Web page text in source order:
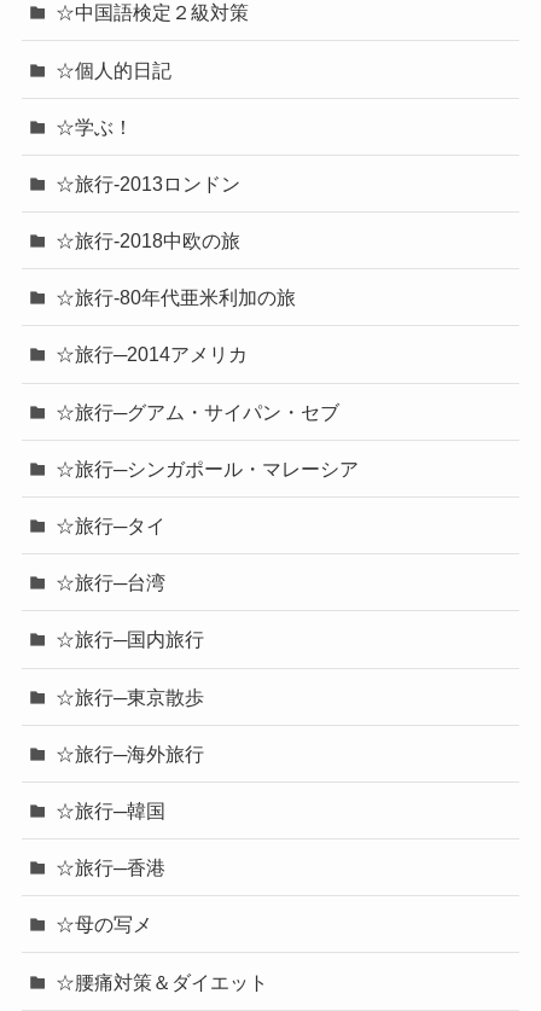
☆中国語検定２級対策
☆個人的日記
☆学ぶ！
☆旅行-2013ロンドン
☆旅行-2018中欧の旅
☆旅行-80年代亜米利加の旅
☆旅行─2014アメリカ
☆旅行─グアム・サイパン・セブ
☆旅行─シンガポール・マレーシア
☆旅行─タイ
☆旅行─台湾
☆旅行─国内旅行
☆旅行─東京散歩
☆旅行─海外旅行
☆旅行─韓国
☆旅行─香港
☆母の写メ
☆腰痛対策＆ダイエット